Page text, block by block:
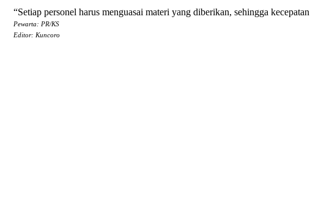
“Setiap personel harus menguasai materi yang diberikan, sehingga
Pewarta: PR/KS
Editor: Kuncoro